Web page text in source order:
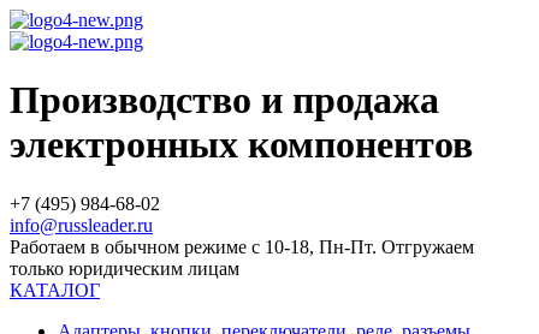
Производство и продажа
электронных компонентов
+7 (495) 984-68-02
info@russleader.ru
Работаем в обычном режиме с 10-18, Пн-Пт. Отгружаем
только юридическим лицам
КАТАЛОГ